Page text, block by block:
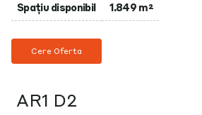
Spațiu disponibil 1.849 m²
Cere Oferta
AR1 D2